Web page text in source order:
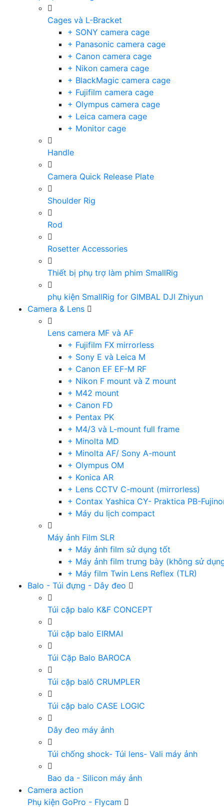
Cages và L-Bracket
+ SONY camera cage
+ Panasonic camera cage
+ Canon camera cage
+ Nikon camera cage
+ BlackMagic camera cage
+ Fujifilm camera cage
+ Olympus camera cage
+ Leica camera cage
+ Monitor cage
Handle
Camera Quick Release Plate
Shoulder Rig
Rod
Rosetter Accessories
Thiết bị phụ trợ làm phim SmallRig
phụ kiện SmallRig for GIMBAL DJI Zhiyun
Camera & Lens
Lens camera MF và AF
+ Fujifilm FX mirrorless
+ Sony E và Leica M
+ Canon EF EF-M RF
+ Nikon F mount và Z mount
+ M42 mount
+ Canon FD
+ Pentax PK
+ M4/3 và L-mount full frame
+ Minolta MD
+ Minolta AF/ Sony A-mount
+ Olympus OM
+ Konica AR
+ Lens CCTV C-mount (mirrorless)
+ Contax Yashica CY- Praktica PB-
+ Máy du lịch compact
Máy ảnh Film SLR
+ Máy ảnh film sử dụng tốt
+ Máy ảnh film trưng bày (không sử
+ Máy film Twin Lens Reflex (TLR)
Balo - Túi đựng - Dây đeo
Túi cặp balo K&F CONCEPT
Túi cặp balo EIRMAI
Túi Cặp Balo BAROCA
Túi cặp balô CRUMPLER
Túi cặp balo CASE LOGIC
Dây đeo máy ảnh
Túi chống shock- Túi lens- Vali máy ảnh
Bao da - Silicon máy ảnh
Camera action
Phụ kiện GoPro - Flycam